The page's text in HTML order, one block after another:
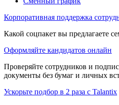
Корпоративная поддержка
Какой соцпакет вы предлагаете
Оформляйте кандидатов онлайн
Проверяйте сотрудников и
документы без бумаг и личных
Ускорьте подбор в 2 раза с Talantix